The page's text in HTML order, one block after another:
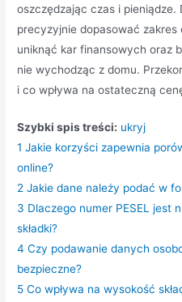
oszczędzając czas i pieniądze.
precyzyjnie dopasować
uniknąć kar finansowych oraz
nie wychodząc z domu.
i co wpływa na ostateczną
Szybki spis treści: ukryj
1 Jakie korzyści zapewnia
online?
2 Jakie dane należy podać w
3 Dlaczego numer PESEL jest
składki?
4 Czy podawanie danych
bezpieczne?
5 Co wpływa na wysokość